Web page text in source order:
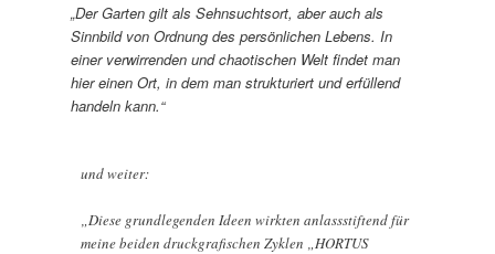
„Der Garten gilt als Sehnsuchtsort, aber auch als
Sinnbild von Ordnung des persönlichen Lebens. In
einer verwirrenden und chaotischen Welt findet man
hier einen Ort, in dem man strukturiert und erfüllend
handeln kann.“
und weiter:
„Diese grundlegenden Ideen wirkten anlassstiftend für
meine beiden druckgrafischen Zyklen „HORTUS